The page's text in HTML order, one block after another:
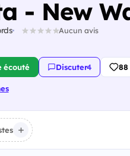
- New
Aucun avis
écouté Discuter·4 88